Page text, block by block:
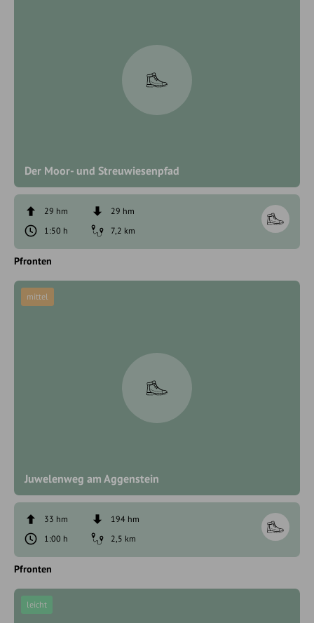
Der Moor- und Streuwiesenpfad
29 hm
29 hm
1:50 h
7,2 km
Pfronten
Juwelenweg am Aggenstein
mittel
33 hm
194 hm
1:00 h
2,5 km
Pfronten
leicht